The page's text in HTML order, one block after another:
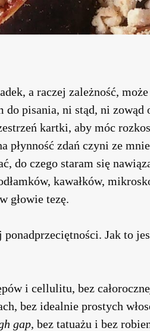
a raczej zależność,
pisania, ni stąd, ni
kartki, aby móc
zdań czyni ze
do czego staram się
kawałków,
głowie tezę.
Jak to
i cellulitu, bez
bez idealnie prostych
gap, bez tatuażu i bez